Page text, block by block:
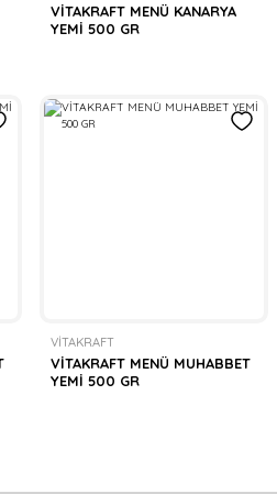
VİTAKRAFT MENÜ KANARYA
YEMİ 500 GR
VİTAKRAFT
VİTAKRAFT MENÜ MUHABBET
YEMİ 500 GR